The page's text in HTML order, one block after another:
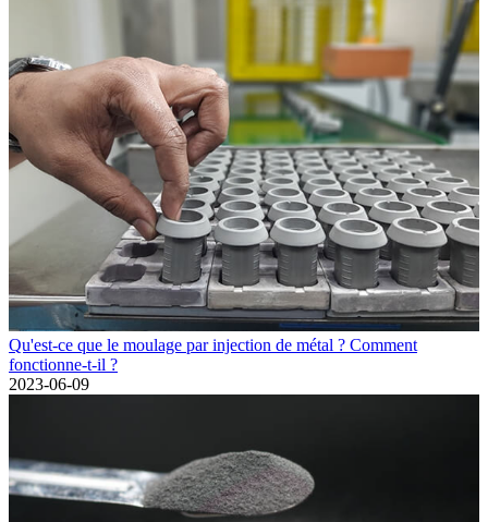
Qu'est-ce que le moulage par injection de métal ? Comment
fonctionne-t-il ?
2023-06-09